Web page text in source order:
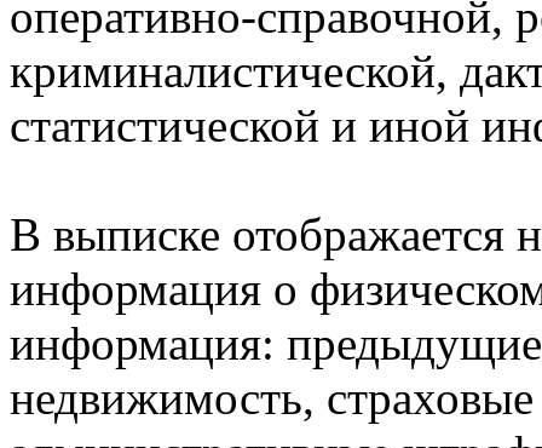
оперативно-справочной,
криминалистической,
статистической и иной
В выписке отображается
информация о
информация:
недвижимость,